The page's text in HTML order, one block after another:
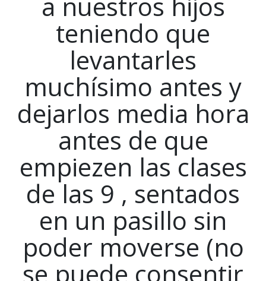
teniendo que
levantarles
muchísimo antes y
dejarlos media hora
antes de que
empiezen las clases
de las 9 , sentados
en un pasillo sin
poder moverse (no
se puede consentir